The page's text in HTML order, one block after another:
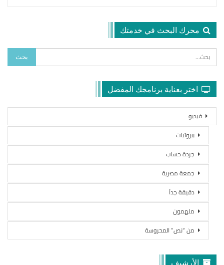
محرك البحث في خدمتك
اختر بعناية برنامجك المفضل
فيديو
بيروتيات
جردة حساب
جمعة مصرية
دقيقة جداً
ملهمون
من “نص” المحروسة
الأرشيف